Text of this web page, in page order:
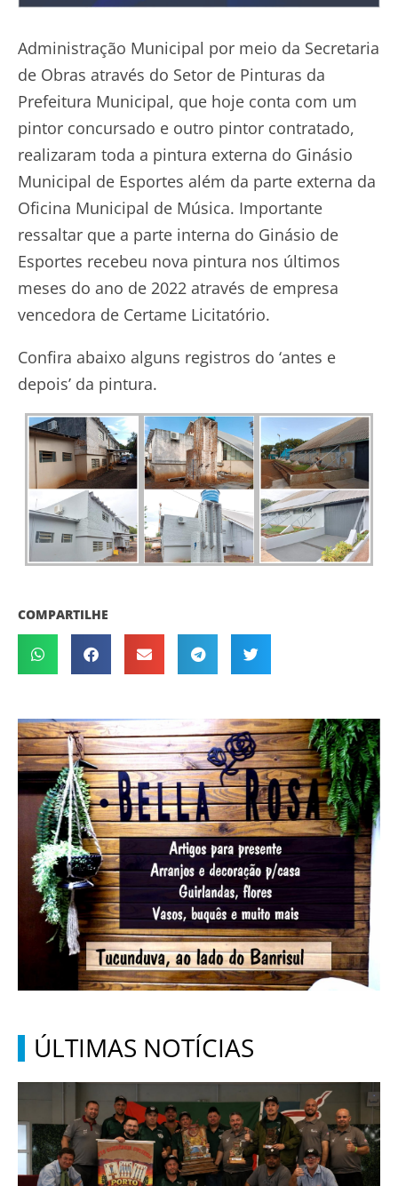
Administração Municipal por meio da Secretaria
de Obras através do Setor de Pinturas da
Prefeitura Municipal, que hoje conta com um
pintor concursado e outro pintor contratado,
realizaram toda a pintura externa do Ginásio
Municipal de Esportes além da parte externa da
Oficina Municipal de Música. Importante
ressaltar que a parte interna do Ginásio de
Esportes recebeu nova pintura nos últimos
meses do ano de 2022 através de empresa
vencedora de Certame Licitatório.
Confira abaixo alguns registros do ‘antes e
depois’ da pintura.
COMPARTILHE
ÚLTIMAS NOTÍCIAS